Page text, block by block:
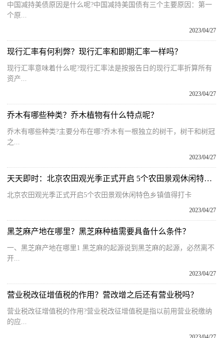
中国减持美债原因是什么呢?中国减持美国债有三个主要原因：第一
个原...
2023/04/27
现行汇率有何利弊？现行汇率和即期汇率一样吗？
现行汇率意味着什么呢?现行汇率法是按报告日的现行汇率折算所有
资产...
2023/04/27
乔木有哪些种类？乔木植物有什么特点呢？
乔木有哪些种类?主要分布在哪?乔木有一根独立的树干，树干和树冠
之...
2023/04/27
天天即时：北京农田观光季正式开启 5个农田景观休闲特色乡镇值得打卡
北京农田观光季正式开启5个农田景观休闲特色乡镇值得打卡
2023/04/27
黑芝麻产地在哪里？黑芝麻种植需要具备什么条件？
一、黑芝麻产地在哪里1 黑芝麻的起源说到黑芝麻的起源，必然离不
开...
2023/04/27
营业税改征增值税的作用？营改增之后还有营业税吗？
营业税改征增值税的作用?营业税改征增值税是指以前用营业税缴纳
的应...